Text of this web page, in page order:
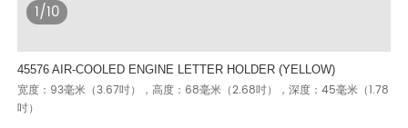
1/10
45576 AIR-COOLED ENGINE LETTER HOLDER (YELLOW)
宽度：93毫米（3.67吋），高度：68毫米（2.68吋），深度：45毫米（1.78
吋）